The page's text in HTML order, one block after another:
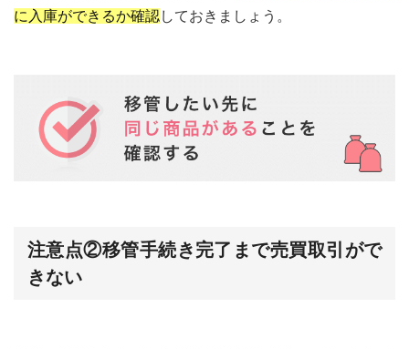
に入庫ができるか確認しておきましょう。
注意点②移管手続き完了まで売買取引がで
きない